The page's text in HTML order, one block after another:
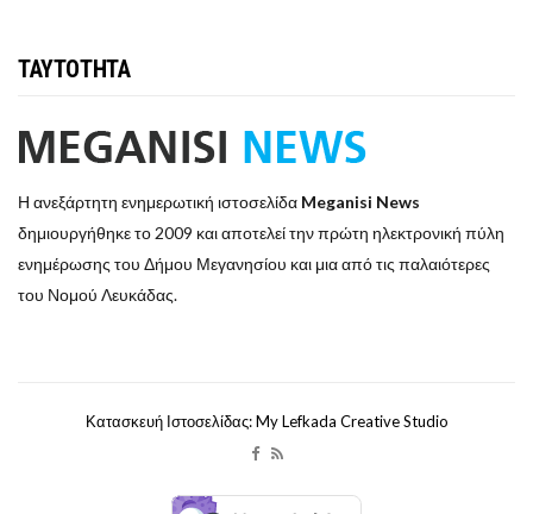
ΤΑΥΤΟΤΗΤΑ
Η ανεξάρτητη ενημερωτική ιστοσελίδα Meganisi News
δημιουργήθηκε το 2009 και αποτελεί την πρώτη ηλεκτρονική πύλη
ενημέρωσης του Δήμου Μεγανησίου και μια από τις παλαιότερες
του Νομού Λευκάδας.
Κατασκευή Ιστοσελίδας: My Lefkada Creative Studio